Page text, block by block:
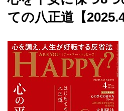
ての八正道【2025.4